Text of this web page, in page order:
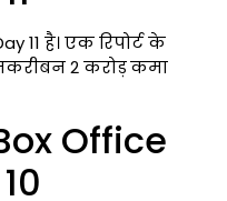
है। एक रिपोर्ट के
2 करोड़कमा
Office